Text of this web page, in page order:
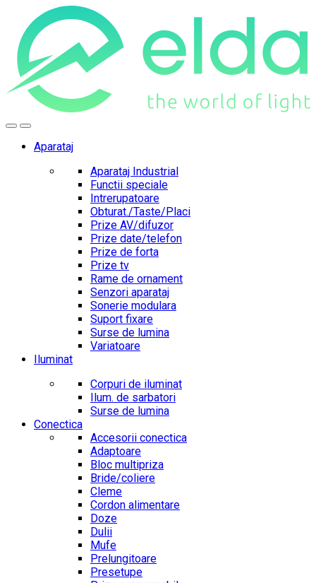
navigation
content
Aparataj
Aparataj Industrial
Functii speciale
Intrerupatoare
Obturat./Taste/Placi
Prize AV/difuzor
Prize date/telefon
Prize de forta
Prize tv
Rame de ornament
Senzori aparataj
Sonerie modulara
Suport fixare
Surse de lumina
Variatoare
Iluminat
Corpuri de iluminat
Ilum. de sarbatori
Surse de lumina
Conectica
Accesorii conectica
Adaptoare
Bloc multipriza
Bride/coliere
Cleme
Cordon alimentare
Doze
Dulii
Mufe
Prelungitoare
Presetupe